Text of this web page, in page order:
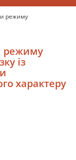
режиму
режиму
із
характеру